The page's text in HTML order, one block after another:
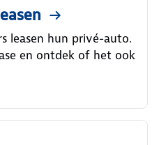
leasen hun privé-auto.
en ontdek of het ook